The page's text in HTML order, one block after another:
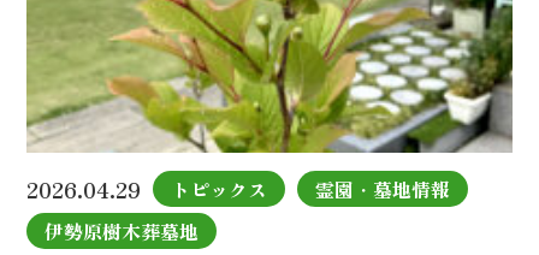
2026.04.29 トピックス
霊園・墓地情報
伊勢原樹木葬墓地